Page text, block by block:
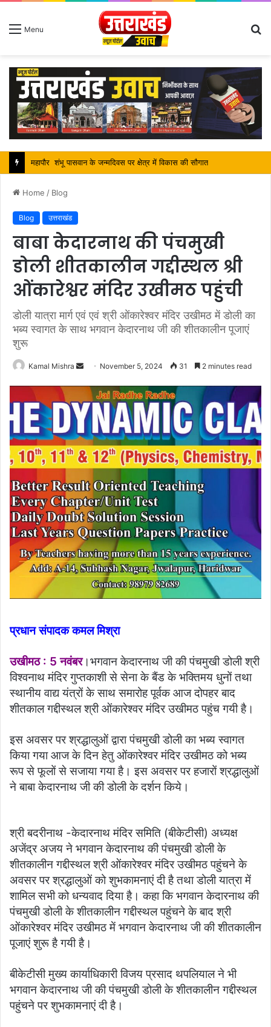
Menu
Home / Blog
Blog उत्तराखंड
बाबा केदारनाथ की पंचमुखी
डोली शीतकालीन गद्दीस्थल श्री
ओंकारेश्वर मंदिर उखीमठ पहुंची
डोली यात्रा मार्ग एवं एवं‌ श्री ओंकारेश्वर मंदिर उखीमठ में डोली का
भब्य स्वागत के साथ भगवान केदारनाथ जी की शीतकालीन पूजाएं
शुरू
Kamal Mishra
Send
email
November 5, 2024 31 2 minutes read
प्रधान संपादक कमल मिश्रा
उखीमठ : 5 नवंबर।भगवान केदारनाथ जी की पंचमुखी डोली श्री
विश्वनाथ मंदिर गुप्तकाशी से सेना के बैंड के भक्तिमय धुनों तथा
स्थानीय वाद्य यंत्रों के साथ समारोह पूर्वक आज दोपहर बाद
शीतकाल गद्दीस्थल श्री ओंकारेश्वर मंदिर उखीमठ पहुंच गयी है।
इस अवसर पर श्रद्धालुओं द्वारा पंचमुखी डोली का भब्य स्वागत
किया गया आज के दिन हेतु ओंकारेश्वर मंदिर उखीमठ को भब्य
रूप से फूलों से सजाया गया है। इस अवसर पर हजारों श्रद्धालुओं
ने बाबा केदारनाथ जी की डोली के दर्शन किये।
श्री बदरीनाथ -केदारनाथ मंदिर समिति (बीकेटीसी) अध्यक्ष
अजेंद्र अजय ने भगवान केदारनाथ की पंचमुखी डोली के
शीतकालीन गद्दीस्थल श्री ओंकारेश्वर मंदिर उखीमठ पहुंचने के
अवसर पर श्रद्धालुओं को शुभकामनाएं दी है तथा डोली यात्रा में
शामिल सभी को धन्यवाद दिया है। कहा कि भगवान केदारनाथ की
पंचमुखी डोली के शीतकालीन गद्दीस्थल पहुंचने के बाद श्री
ओंकारेश्वर मंदिर उखीमठ में भगवान केदारनाथ जी की शीतकालीन
पूजाएं शुरू है गयी है।
बीकेटीसी मुख्य कार्याधिकारी विजय प्रसाद थपलियाल ने भी
भगवान केदारनाथ जी की पंचमुखी डोली के शीतकालीन गद्दीस्थल
पहुंचने पर शुभकामनाएं दी है।